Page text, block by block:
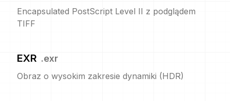
Encapsulated PostScript Level II z podglądem
TIFF
EXR .exr
Obraz o wysokim zakresie dynamiki (HDR)